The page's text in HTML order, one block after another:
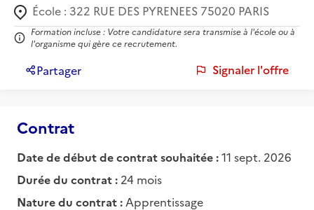
École : 322 RUE DES PYRENEES 75020 PARIS
Formation incluse : Votre candidature sera transmise à l'école ou à
l'organisme qui gère ce recrutement.
Partager Signaler l'offre
Contrat
Date de début de contrat souhaitée :11 sept. 2026
Durée du contrat : 24 mois
Nature du contrat : Apprentissage